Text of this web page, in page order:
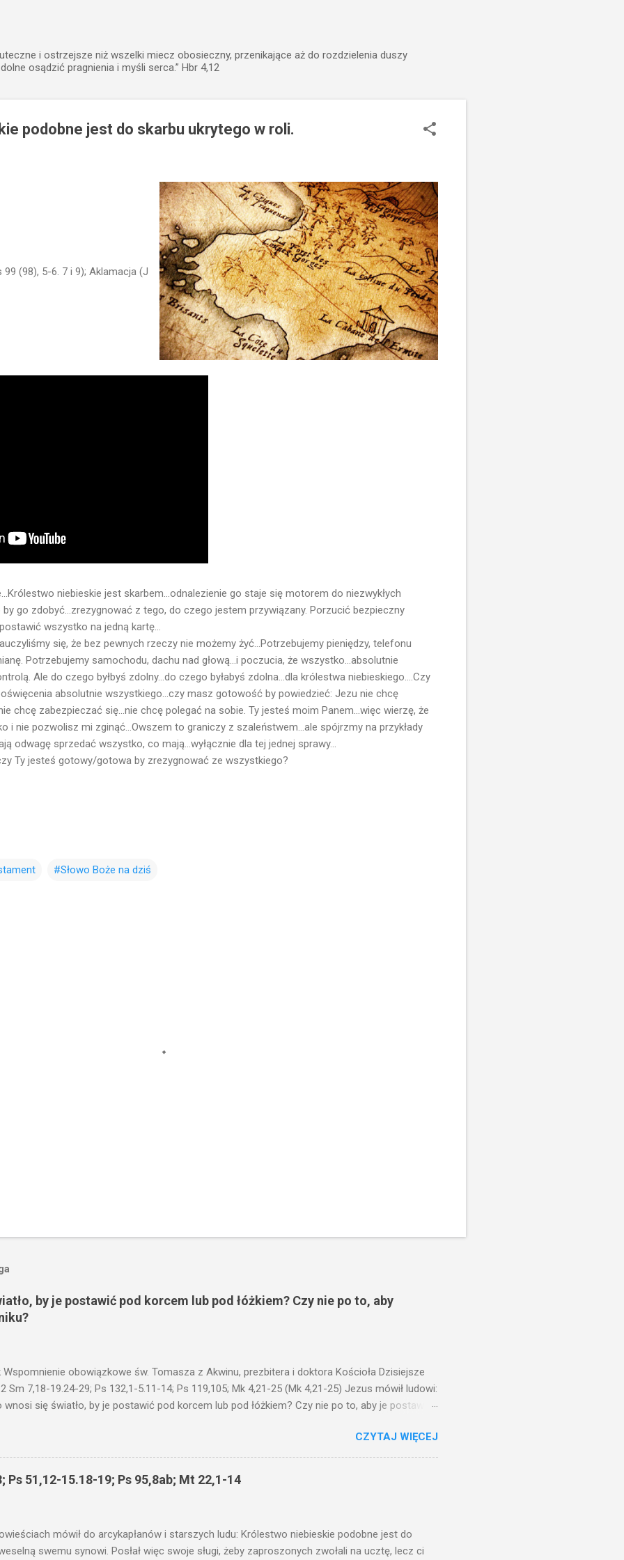
i ostrzejsze niż wszelki miecz obosieczny, przenikające aż do rozdzielenia duszy
osądzić pragnienia i myśli serca.” Hbr 4,12
podobne jest do skarbu ukrytego w roli.
99 (98), 5-6. 7 i 9); Aklamacja (J
niebieskie jest skarbem...odnalezienie go staje się motorem do niezwykłych
go zdobyć...zrezygnować z tego, do czego jestem przywiązany. Porzucić bezpieczny
wszystko na jedną kartę...
się, że bez pewnych rzeczy nie możemy żyć...Potrzebujemy pieniędzy, telefonu
Potrzebujemy samochodu, dachu nad głową...i poczucia, że wszystko...absolutnie
Ale do czego byłbyś zdolny...do czego byłabyś zdolna...dla królestwa niebieskiego....Czy
absolutnie wszystkiego...czy masz gotowość by powiedzieć: Jezu nie chcę
chcę zabezpieczać się...nie chcę polegać na sobie. Ty jesteś moim Panem...więc wierzę, że
i nie pozwolisz mi zginąć...Owszem to graniczy z szaleństwem...ale spójrzmy na przykłady
odwagę sprzedać wszystko, co mają...wyłącznie dla tej jednej sprawy...
Ty jesteś gotowy/gotowa by zrezygnować ze wszystkiego?
#Słowo Boże na dziś
by je postawić pod korcem lub pod łóżkiem? Czy nie po to, aby
Wspomnienie obowiązkowe św. Tomasza z Akwinu, prezbitera i doktora Kościoła Dzisiejsze
Sm 7,18-19.24-29; Ps 132,1-5.11-14; Ps 119,105; Mk 4,21-25 (Mk 4,21-25) Jezus mówił ludowi:
wnosi się światło, by je postawić pod korcem lub pod łóżkiem? Czy nie po to, aby je postawić
I mówił im: Uważajcie na to, czego słuchacie. Taką samą miarą, jaką wy mierzycie,
i jeszcze wam dołożą. Bo kto ma, temu będzie dane; a kto nie ma, pozbawią go i tego, co
fragmencie z Ewangelii Jezus kontynuuje przypowieści.... Czy po to wnosi się światło,
pod korcem lub pod łóżkiem? Czy nie po to, aby je postawić na świeczniku? Nie ma
CZYTAJ WIĘCEJ
Ps 51,12-15.18-19; Ps 95,8ab; Mt 22,1-14
mówił do arcykapłanów i starszych ludu: Królestwo niebieskie podobne jest do
swemu synowi. Posłał więc swoje sługi, żeby zaproszonych zwołali na ucztę, lecz ci